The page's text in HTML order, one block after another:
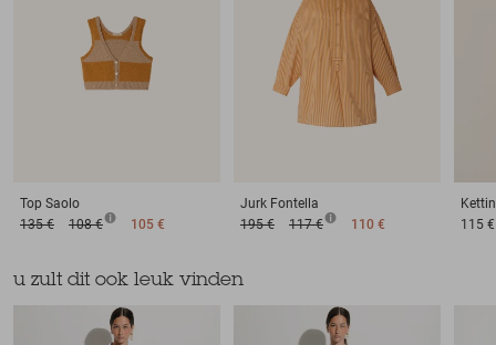
Top Saolo
135 €
108 € 105 €
Jurk Fontella
195 €
117 € 110 €
115 €
u zult dit ook leuk vinden